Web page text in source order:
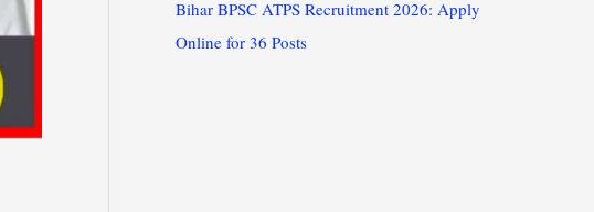
Bihar BPSC ATPS Recruitment 2026: Apply
Online for 36 Posts